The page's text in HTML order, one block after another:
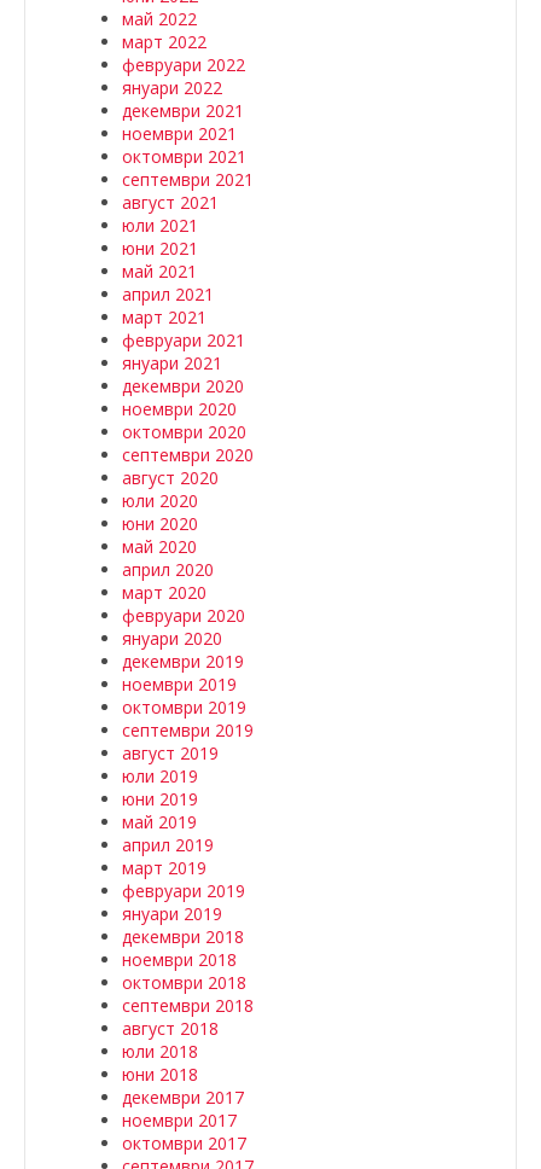
май 2022
март 2022
февруари 2022
януари 2022
декември 2021
ноември 2021
октомври 2021
септември 2021
август 2021
юли 2021
юни 2021
май 2021
април 2021
март 2021
февруари 2021
януари 2021
декември 2020
ноември 2020
октомври 2020
септември 2020
август 2020
юли 2020
юни 2020
май 2020
април 2020
март 2020
февруари 2020
януари 2020
декември 2019
ноември 2019
октомври 2019
септември 2019
август 2019
юли 2019
юни 2019
май 2019
април 2019
март 2019
февруари 2019
януари 2019
декември 2018
ноември 2018
октомври 2018
септември 2018
август 2018
юли 2018
юни 2018
декември 2017
ноември 2017
октомври 2017